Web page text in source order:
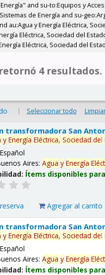
and su-to:Equipos y
de Energía and su-
au:Agua y Energía Eléctrica,
Eléctrica, Sociedad del
Eléctrica, Sociedad del
4 resultados.
| Seleccionar todo
transformadora San
y Energía Eléctrica, Sociedad del
Español
Aires:Agua y Energía
Ítems disponibles
Agregar al carrito
transformadora San
y Energía Eléctrica, Sociedad del
Español
Aires:Agua y Energía
Ítems disponibles